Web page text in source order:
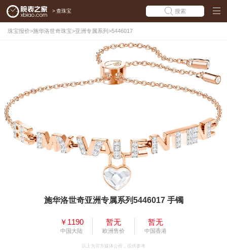
> 查珠宝 搜索
珠宝报价>施华洛世奇珠宝>亚洲专属系列 >5446017
施华洛世奇亚洲专属系列5446017 手镯
￥1190
中国大陆
暂无
欧洲售价
暂无
中国香港
以上为官方媒体公价，仅供参考